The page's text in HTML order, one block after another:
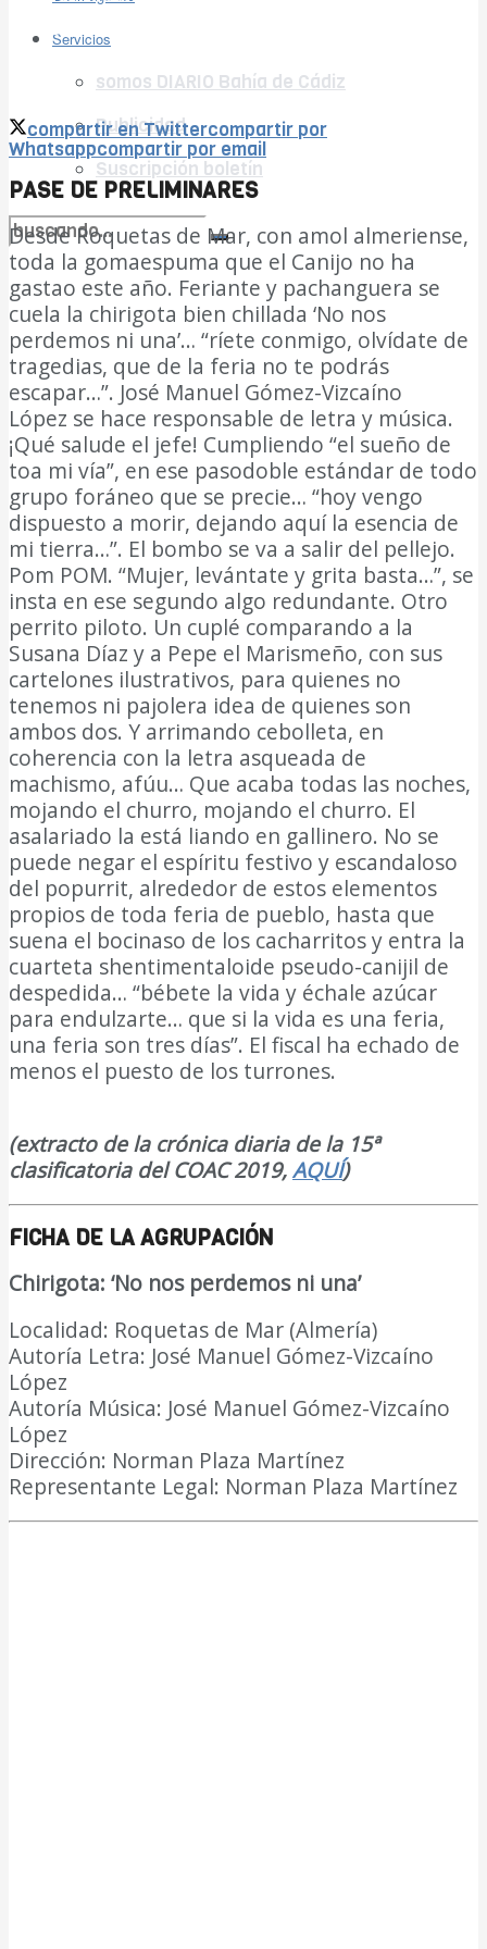
Servicios
somos DIARIO Bahía de Cádiz
Publicidad
Suscripción boletín
no encontramos resultados coincidentes
Ver todos los resultados
Ver todos los resultados
compartir en Twittercompartir por
Whatsappcompartir por email
PASE DE PRELIMINARES
Desde Roquetas de Mar, con amol almeriense,
toda la gomaespuma que el Canijo no ha
gastao este año. Feriante y pachanguera se
cuela la chirigota bien chillada ‘No nos
perdemos ni una’… “ríete conmigo, olvídate de
tragedias, que de la feria no te podrás
escapar…”. José Manuel Gómez-Vizcaíno
López se hace responsable de letra y música.
¡Qué salude el jefe! Cumpliendo “el sueño de
toa mi vía”, en ese pasodoble estándar de todo
grupo foráneo que se precie… “hoy vengo
dispuesto a morir, dejando aquí la esencia de
mi tierra…”. El bombo se va a salir del pellejo.
Pom POM. “Mujer, levántate y grita basta…”, se
insta en ese segundo algo redundante. Otro
perrito piloto. Un cuplé comparando a la
Susana Díaz y a Pepe el Marismeño, con sus
cartelones ilustrativos, para quienes no
tenemos ni pajolera idea de quienes son
ambos dos. Y arrimando cebolleta, en
coherencia con la letra asqueada de
machismo, afúu… Que acaba todas las noches,
mojando el churro, mojando el churro. El
asalariado la está liando en gallinero. No se
puede negar el espíritu festivo y escandaloso
del popurrit, alrededor de estos elementos
propios de toda feria de pueblo, hasta que
suena el bocinaso de los cacharritos y entra la
cuarteta shentimentaloide pseudo-canijil de
despedida… “bébete la vida y échale azúcar
para endulzarte… que si la vida es una feria,
una feria son tres días”. El fiscal ha echado de
menos el puesto de los turrones.
(extracto de la crónica diaria de la 15ª
clasificatoria del COAC 2019,AQUÍ)
FICHA DE LA AGRUPACIÓN
Chirigota: ‘No nos perdemos ni una’
Localidad: Roquetas de Mar (Almería)
Autoría Letra: José Manuel Gómez-Vizcaíno
López
Autoría Música: José Manuel Gómez-Vizcaíno
López
Dirección: Norman Plaza Martínez
Representante Legal: Norman Plaza Martínez